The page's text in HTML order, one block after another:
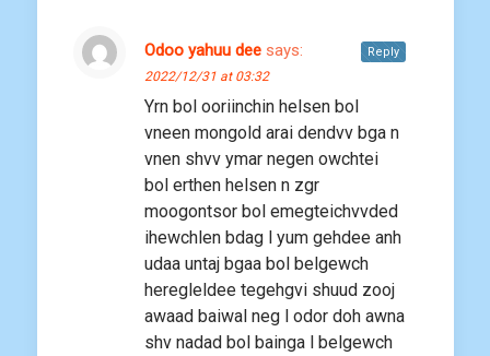
Odoo yahuu dee says:
2022/12/31 at 03:32
Yrn bol ooriinchin helsen bol
vneen mongold arai dendvv bga n
vnen shvv ymar negen owchtei
bol erthen helsen n zgr
moogontsor bol emegteichvvded
ihewchlen bdag l yum gehdee anh
udaa untaj bgaa bol belgewch
heregleldee tegehgvi shuud zooj
awaad baiwal neg l odor doh awna
shv nadad bol bainga l belgewch
Reply